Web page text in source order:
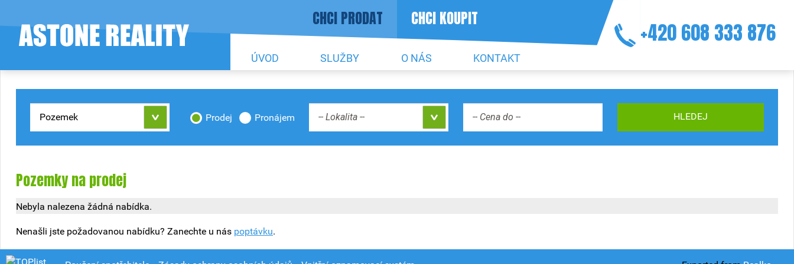
CHCI PRODAT CHCI KOUPIT
ÚVOD SLUŽBY O NÁS KONTAKT
+420 608 333 876
Pozemek Prodej Pronájem -- Lokalita -- HLEDEJ
Pozemky na prodej
Nebyla nalezena žádná nabídka.
Nenašli jste požadovanou nabídku? Zanechte u nás poptávku.